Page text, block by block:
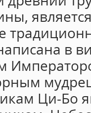
в
Ци-Бо